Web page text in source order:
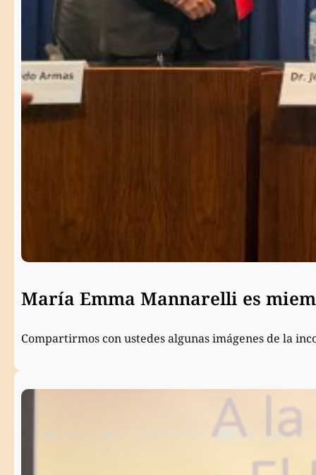
María Emma Mannarelli es
Compartirmos con ustedes algunas imágenes de la